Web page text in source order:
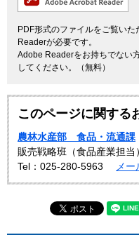
PDF形式のファイルをご覧い
Readerが必要です。
Adobe Readerをお持ちでない
してください。（無料）
このページに関する
農林水産部 食品・流通課
販売戦略班（食品産業担当）
Tel：025-280-5963
メー